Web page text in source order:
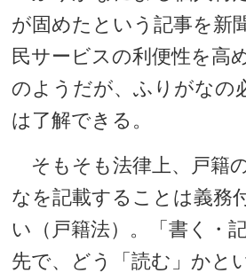
が固めたという記事を新
民サービスの利便性を高
のようだが、ふりがなの
は了解できる。
そもそも法律上、戸籍
なを記載することは義務
い（戸籍法）。「書く・
先で、どう「読む」かと